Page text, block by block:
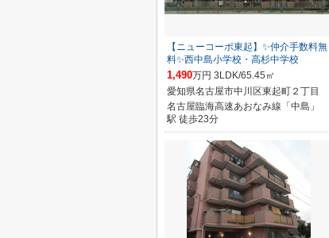
【ニューコーポ東起】✨️仲介手数料無
料✨️西中島小学校・高杉中学校
1,490万円 3LDK/65.45㎡
愛知県名古屋市中川区東起町２丁目
名古屋臨海高速あおなみ線「中島」
駅 徒歩23分